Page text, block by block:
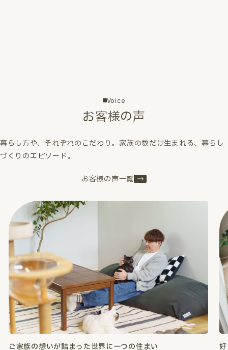
Voice
お客様の声
暮らし方や、それぞれのこだわり。家族の数だけ生まれる、暮らし
づくりのエピソード。
お客様の声一覧
好きなものに囲まれて、心が満たされる暮らし。